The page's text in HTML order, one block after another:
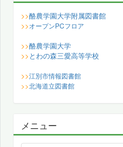
>>酪農学園大学附属図書館
>>オープンPCフロア
>>酪農学園大学
>> とわの森三愛高等学校
>>江別市情報図書館
>>北海道立図書館
メニュー